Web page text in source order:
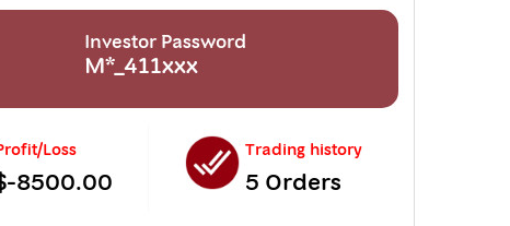
Investor Password
M*_411xxx
Loss
8500.00
Trading history
5 Orders